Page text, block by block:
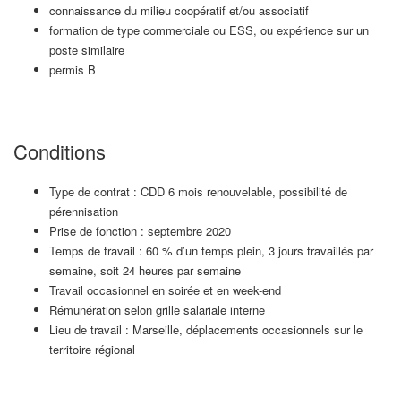
connaissance du milieu coopératif et/ou associatif
formation de type commerciale ou ESS, ou expérience sur un
poste similaire
permis B
Conditions
Type de contrat : CDD 6 mois renouvelable, possibilité de
pérennisation
Prise de fonction : septembre 2020
Temps de travail : 60 % d’un temps plein, 3 jours travaillés par
semaine, soit 24 heures par semaine
Travail occasionnel en soirée et en week-end
Rémunération selon grille salariale interne
Lieu de travail : Marseille, déplacements occasionnels sur le
territoire régional